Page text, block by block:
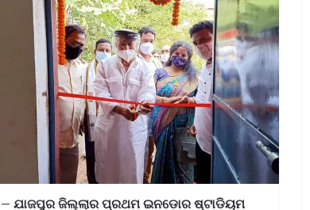
– ଯାଜପୁର ଜିଲ୍ଲାର ପ୍ରଥମ ଇନଡୋର ଷ୍ଟାଡିୟମ